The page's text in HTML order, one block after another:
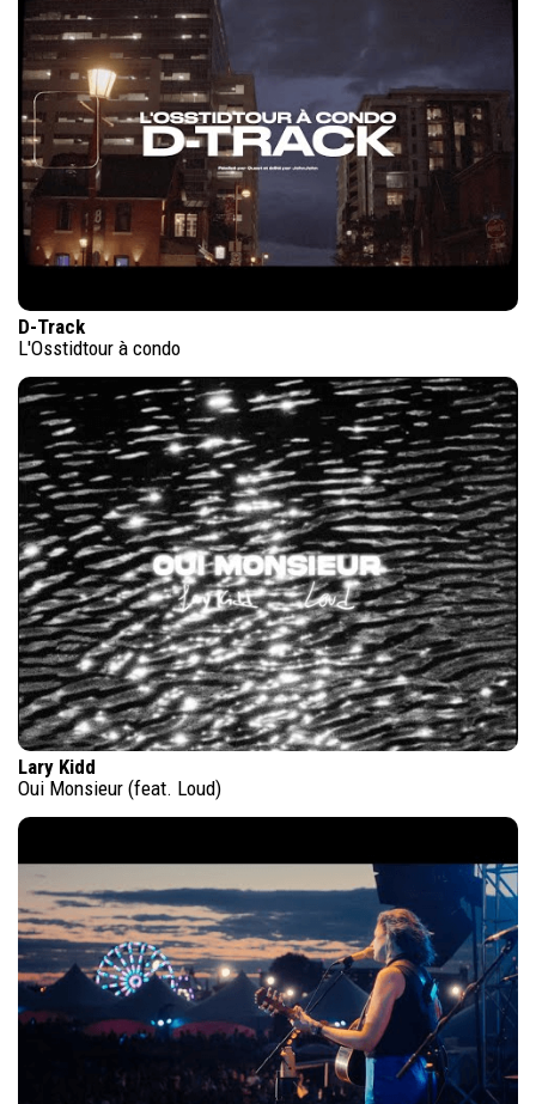
D-Track
L'Osstidtour à condo
Lary Kidd
Oui Monsieur (feat. Loud)